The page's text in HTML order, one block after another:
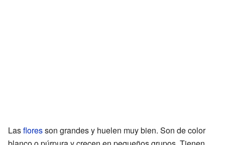
Lasfloresson grandes y huelen muy bien. Son de color